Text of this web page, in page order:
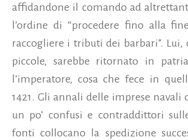
affidandone il comando ad
l’ordine di “procedere fino alla
raccogliere i tributi dei barbari”. Lui,
piccole, sarebbe ritornato in
l’imperatore, cosa che fece in
1421. Gli annali delle imprese navali
un po’ confusi e contraddittori
fonti collocano la spedizione